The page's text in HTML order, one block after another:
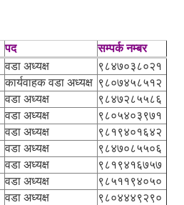
पद
सम्पर्क नम्बर
वडा अध्यक्ष
९८४७०३८०२१
कार्यवाहक वडा अध्यक्ष ९८०७४५८५१२
वडा अध्यक्ष
९८४७२८५५८६
वडा अध्यक्ष
९८०५४०३९७१
वडा अध्यक्ष
९८१९४०१६४२
वडा अध्यक्ष
९८४७०८५५०६
वडा अध्यक्ष
९८१९४१६७५७
वडा अध्यक्ष
९८५११९४०५०
वडा अध्यक्ष
९८०४४४९२९०